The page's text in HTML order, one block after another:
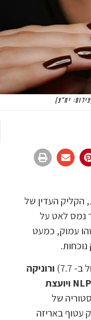
יח"צ)
העדין של
נמס לאט על
עמוק, כמעט
7.7)
ורוניקה
NLP ויועצת
של
עטוף באריזה